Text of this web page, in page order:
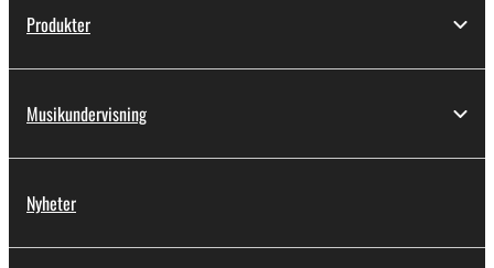
Produkter
Musikundervisning
Nyheter